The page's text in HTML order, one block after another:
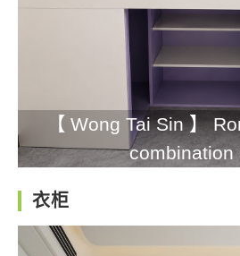
【 Wong Tai Sin 】
combination
衣柜